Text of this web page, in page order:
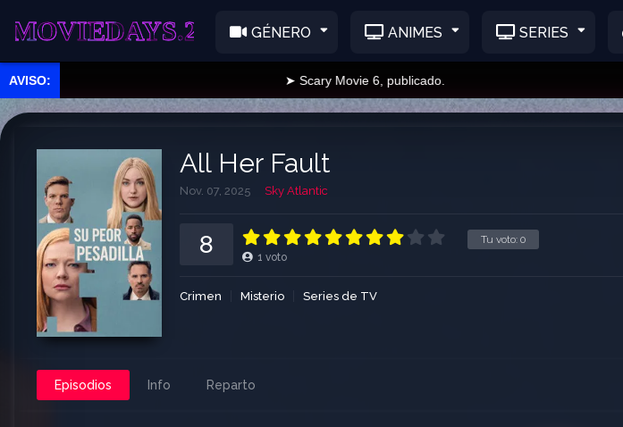
GÉNERO ANIMES SERIES
➤ Scary Movie 6, publicado.
All Her Fault
Nov. 07, 2025 Sky Atlantic
Tu voto: 0
8 1 voto
Crimen Misterio Series de TV
Episodios Info Reparto